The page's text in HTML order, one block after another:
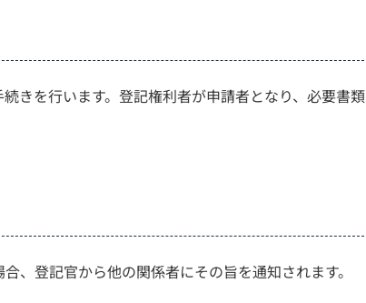
きを行います。登記権利者が申請者となり、必要書類
、登記官から他の関係者にその旨を通知されます。